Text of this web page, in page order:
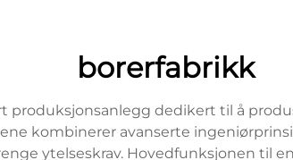
borerfabrikk
produksjonsanlegg dedikert til å
kombinerer avanserte
ytelseskrav. Hovedfunksjonen til